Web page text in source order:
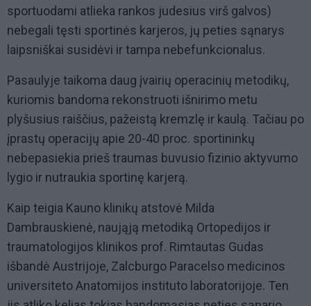
sportuodami atlieka rankos judesius virš galvos)
nebegali tęsti sportinės karjeros, jų peties sąnarys
laipsniškai susidėvi ir tampa nebefunkcionalus.
Pasaulyje taikoma daug įvairių operacinių metodikų,
kuriomis bandoma rekonstruoti išnirimo metu
plyšusius raiščius, pažeistą kremzlę ir kaulą. Tačiau po
įprastų operacijų apie 20-40 proc. sportininkų
nebepasiekia prieš traumas buvusio fizinio aktyvumo
lygio ir nutraukia sportinę karjerą.
Kaip teigia Kauno klinikų atstovė Milda
Dambrauskienė, naująją metodiką Ortopedijos ir
traumatologijos klinikos prof. Rimtautas Gudas
išbandė Austrijoje, Zalcburgo Paracelso medicinos
universiteto Anatomijos instituto laboratorijoje. Ten